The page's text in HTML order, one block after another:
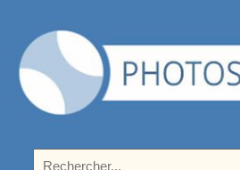
Photoshoplus